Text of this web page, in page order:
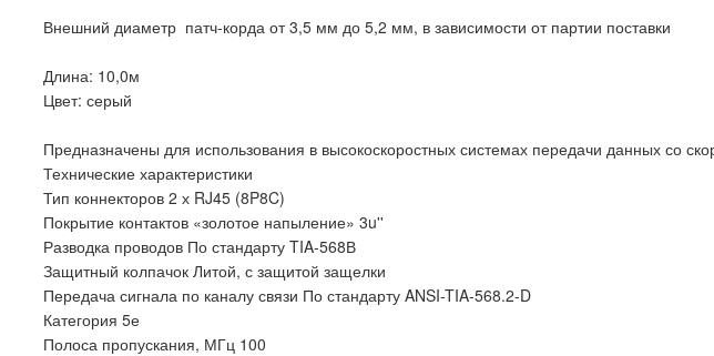
Внешний диаметр патч-корда от 3,5 мм до 5,2 мм, в зависимости от партии поставки
Длина: 10,0м
Цвет: серый
Предназначены для использования в высокоскоростных системах передачи данных со
Технические характеристики
Тип коннекторов 2 х RJ45 (8P8C)
Покрытие контактов «золотое напыление» 3u''
Разводка проводов По стандарту TIA-568В
Защитный колпачок Литой, с защитой защелки
Передача сигнала по каналу связи По стандарту ANSI-TIA-568.2-D
Категория 5е
Полоса пропускания, МГц 100